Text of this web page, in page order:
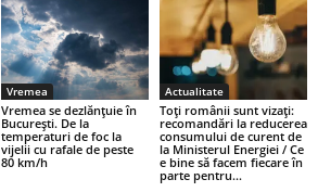
Vremea
Vremea se dezlănțuie în
București. De la
temperaturi de foc la
vijelii cu rafale de peste
80 km/h
Actualitate
Toți românii sunt vizați:
recomandări la reducerea
consumului de curent de
la Ministerul Energiei / Ce
e bine să facem fiecare în
parte pentru...